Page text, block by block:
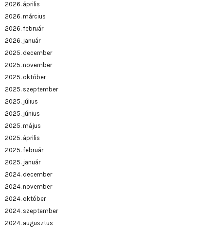
2026. április
2026. március
2026. február
2026. január
2025. december
2025. november
2025. október
2025. szeptember
2025. július
2025. június
2025. május
2025. április
2025. február
2025. január
2024. december
2024. november
2024. október
2024. szeptember
2024. augusztus